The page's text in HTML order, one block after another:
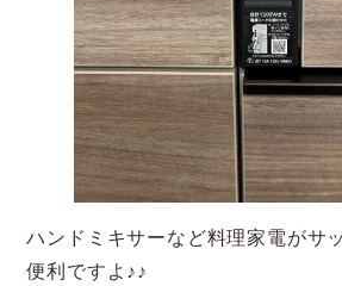
ハンドミキサーなど料理家電がサ
便利ですよ♪♪